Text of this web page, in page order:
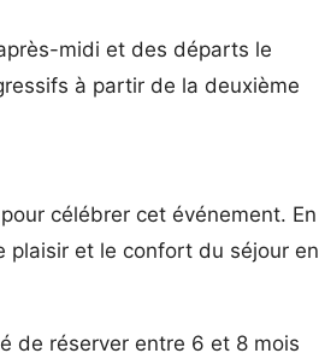
midi et des départs le
à partir de la deuxième
célébrer cet événement. En
plaisir et le confort du séjour en
de réserver entre 6 et 8 mois